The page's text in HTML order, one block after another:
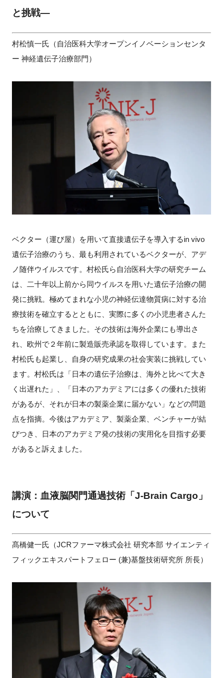
と挑戦―
村松慎一氏（自治医科大学オープンイノベーションセンタ
ー 神経遺伝子治療部門）
ベクター（運び屋）を用いて直接遺伝子を導入するin vivo
遺伝子治療のうち、最も利用されているベクターが、アデ
ノ随伴ウイルスです。村松氏ら自治医科大学の研究チーム
は、二十年以上前から同ウイルスを用いた遺伝子治療の開
発に挑戦。極めてまれな小児の神経伝達物質病に対する治
療技術を確立するとともに、実際に多くの小児患者さんた
ちを治療してきました。その技術は海外企業にも導出さ
れ、欧州で２年前に製造販売承認を取得しています。また
村松氏も起業し、自身の研究成果の社会実装に挑戦してい
ます。村松氏は「日本の遺伝子治療は、海外と比べて大き
く出遅れた」、「日本のアカデミアには多くの優れた技術
があるが、それが日本の製薬企業に届かない」などの問題
点を指摘。今後はアカデミア、製薬企業、ベンチャーが結
びつき、日本のアカデミア発の技術の実用化を目指す必要
があると訴えました。
講演：血液脳関門通過技術「J-Brain Cargo」
について
髙橋健一氏（JCRファーマ株式会社 研究本部 サイエンティ
フィックエキスパートフェロー (兼)基盤技術研究所 所長）